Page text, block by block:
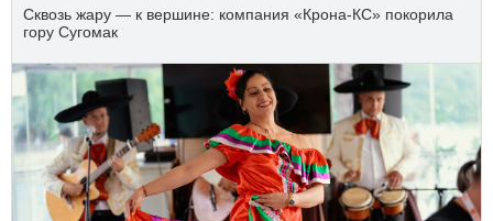
Сквозь жару — к вершине: компания «Крона‑КС» покорила
гору Сугомак